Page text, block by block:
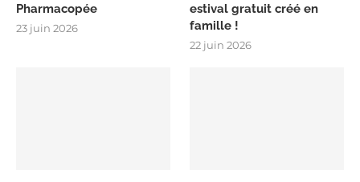
Pharmacopée
23 juin 2026
estival gratuit créé en
famille !
22 juin 2026